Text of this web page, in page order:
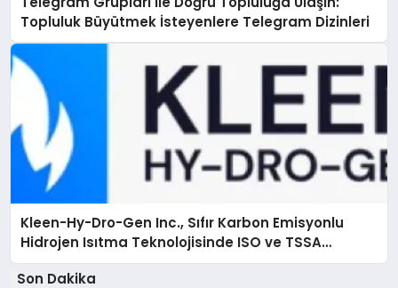
Topluluk Büyütmek İsteyenlere Telegram Dizinleri
Kleen-Hy-Dro-Gen Inc., Sıfır Karbon Emisyonlu
Hidrojen Isıtma Teknolojisinde ISO ve TSSA
Düzenleyici Onaylarını Aldı
Son Dakika